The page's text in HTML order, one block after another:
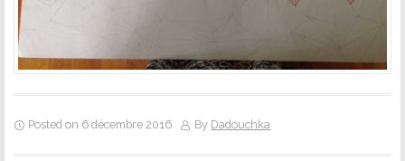
Posted on 6 décembre 2016 By Dadouchka